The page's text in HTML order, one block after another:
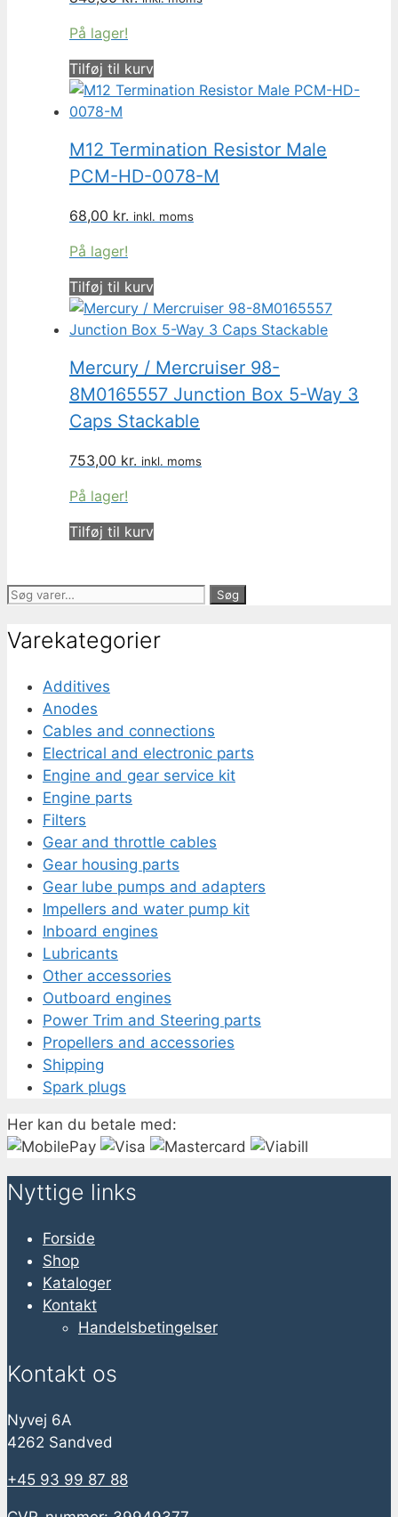
På lager!
Tilføj til kurv
M12 Termination Resistor Male
PCM-HD-0078-M
68,00 kr. inkl. moms
På lager!
Tilføj til kurv
Mercury / Mercruiser 98-
8M0165557 Junction Box 5-Way 3
Caps Stackable
753,00 kr. inkl. moms
På lager!
Tilføj til kurv
Søg
Søg
Varekategorier
Additives
Anodes
Cables and connections
Electrical and electronic parts
Engine and gear service kit
Engine parts
Filters
Gear and throttle cables
Gear housing parts
Gear lube pumps and adapters
Impellers and water pump kit
Inboard engines
Lubricants
Other accessories
Outboard engines
Power Trim and Steering parts
Propellers and accessories
Shipping
Spark plugs
Her kan du betale med:
Nyttige links
Forside
Shop
Kataloger
Kontakt
Handelsbetingelser
Kontakt os
Nyvej 6A
4262 Sandved
+45 93 99 87 88